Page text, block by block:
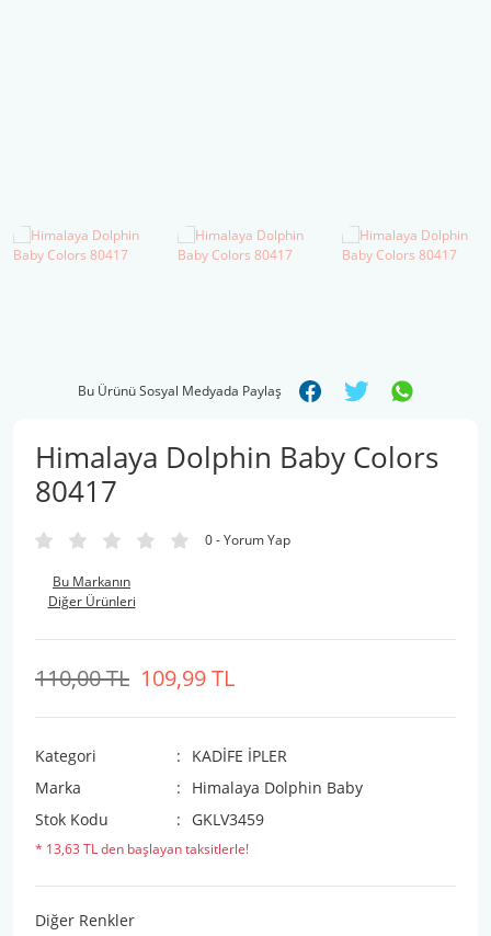
Bu Ürünü Sosyal Medyada Paylaş
Himalaya Dolphin Baby Colors
80417
0 - Yorum Yap
Bu Markanın
Diğer Ürünleri
109,99 TL
110,00 TL
Kategori
KADİFE İPLER
Marka
Himalaya Dolphin Baby
Stok Kodu
GKLV3459
* 13,63 TL den başlayan taksitlerle!
Diğer Renkler